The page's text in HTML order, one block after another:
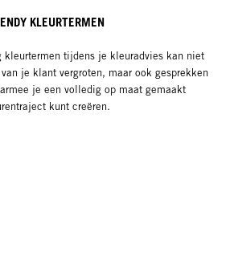
KLEURTERMEN
kleurtermen tijdens je kleuradvies kan niet
je klant vergroten, maar ook gesprekken
je een volledig op maat gemaakt
kunt creëren.